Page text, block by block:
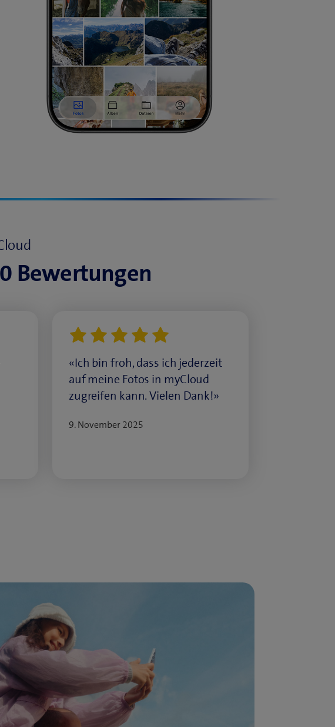
Bewertungen
«Ich bin froh, dass ich jederzeit
auf meine Fotos in myCloud
zugreifen kann. Vielen Dank!»
9. November 2025